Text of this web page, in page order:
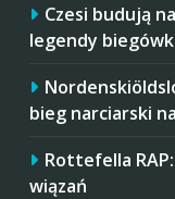
Czesi budują
legendy
bieg narciarski
Rottefella
wiązań